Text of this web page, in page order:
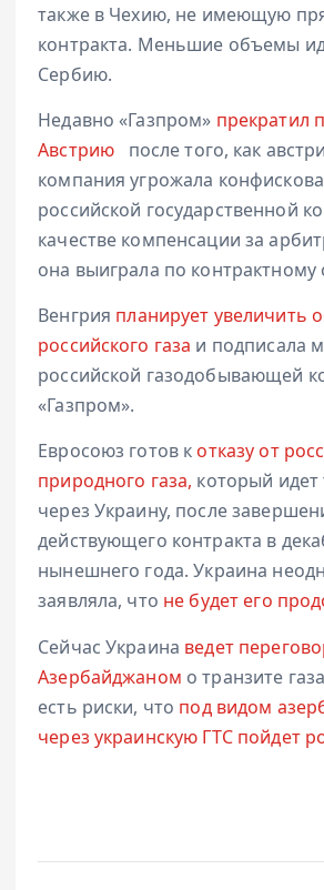
также в Чехию, не имеющую
контракта. Меньшие объемы
Сербию.
Недавно «Газпром» прекратил
Австрию
после того, как
компания угрожала
российской государственной
качестве компенсации за
она выиграла по контрактному
Венгрия планирует увеличить
российского газа и подписала
российской газодобывающей
«Газпром».
Евросоюз готов к отказу от
природного газа, который
через Украину, после
действующего контракта в
нынешнего года. Украина
заявляла, что не будет его
Сейчас Украина ведет
Азербайджаном о транзите
есть риски, что под видом
через украинскую ГТС пойдет